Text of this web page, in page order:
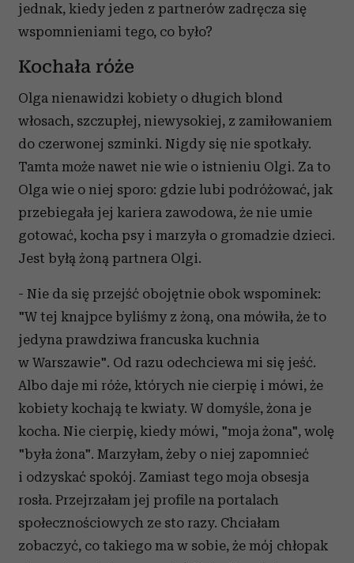
jednak, kiedy jeden z partnerów zadręcza się
wspomnieniami tego, co było?
Kochała róże
Olga nienawidzi kobiety o długich blond
włosach, szczupłej, niewysokiej, z zamiłowaniem
do czerwonej szminki. Nigdy się nie spotkały.
Tamta może nawet nie wie o istnieniu Olgi. Za to
Olga wie o niej sporo: gdzie lubi podróżować, jak
przebiegała jej kariera zawodowa, że nie umie
gotować, kocha psy i marzyła o gromadzie dzieci.
Jest byłą żoną partnera Olgi.
- Nie da się przejść obojętnie obok wspominek:
"W tej knajpce byliśmy z żoną, ona mówiła, że to
jedyna prawdziwa francuska kuchnia
w Warszawie". Od razu odechciewa mi się jeść.
Albo daje mi róże, których nie cierpię i mówi, że
kobiety kochają te kwiaty. W domyśle, żona je
kocha. Nie cierpię, kiedy mówi, "moja żona", wolę
"była żona". Marzyłam, żeby o niej zapomnieć
i odzyskać spokój. Zamiast tego moja obsesja
rosła. Przejrzałam jej profile na portalach
społecznościowych ze sto razy. Chciałam
zobaczyć, co takiego ma w sobie, że mój chłopak